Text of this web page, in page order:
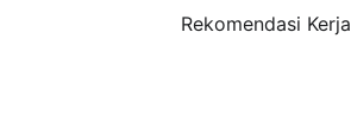
Rekomendasi Kerja